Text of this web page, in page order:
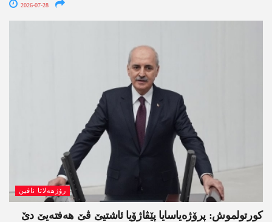
2026-07-28
رۆژھەلاتا ناڤین
کورتولموش: پرۆژەیاسایا پێڤاژۆیا ئاشتیێ ڤێ ھەفتەیێ دێ